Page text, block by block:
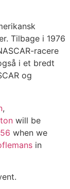
Tilbage i 1976
racere
i et bredt
og
,
will be
when we
in